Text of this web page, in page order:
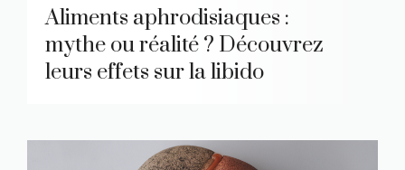
Aliments aphrodisiaques :
mythe ou réalité ? Découvrez
leurs effets sur la libido